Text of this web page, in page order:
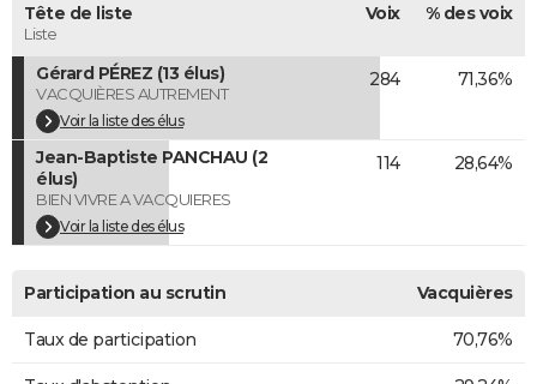
Dictionnaire
Biographies
Citations
Expressions
Proverbes
PROGRAMME TV
COPAINS D'AVANT
S'inscrire
Se connecter
Lycées
Collèges
Primaires
Universités
Entreprises
Service militaire
Avis de recherche
AVIS DE DÉCÈS
FORUM
Bricolage
Lifestyle
Culture
Sport
Auto
Television
Voyage
Cinema
Tête de liste
Liste
Voix % des voix
Gérard PÉREZ (13 élus)
VACQUIÈRES AUTREMENT
Voir la liste des élus
284 71,36%
Jean-Baptiste PANCHAU (2
élus)
BIEN VIVRE A VACQUIERES
Voir la liste des élus
114 28,64%
Participation au scrutin Vacquières
Taux de participation 70,76%